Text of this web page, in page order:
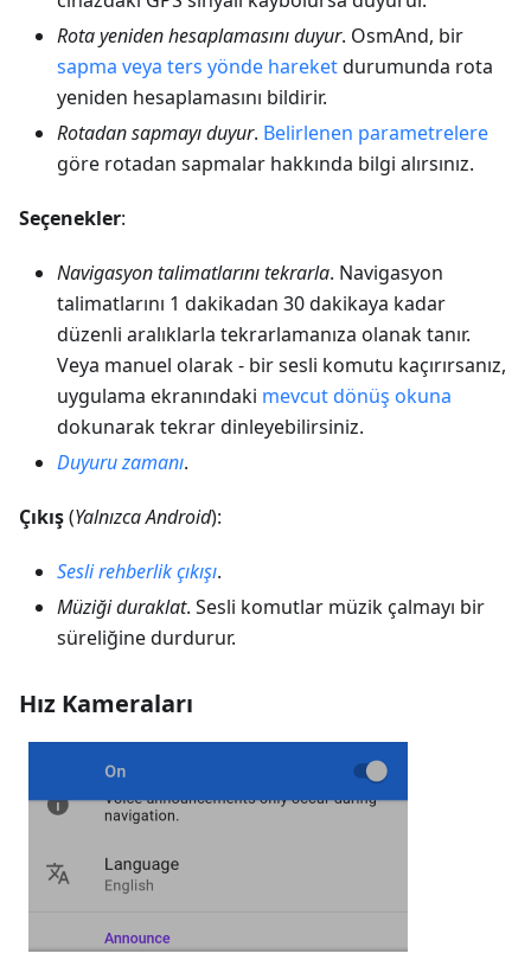
Rota yeniden hesaplamasını duyur. OsmAnd, bir
sapma veya ters yönde hareketdurumunda rota
yeniden hesaplamasını bildirir.
Rotadan sapmayı duyur. Belirlenen parametrelere
göre rotadan sapmalar hakkında bilgi alırsınız.
Seçenekler:
Navigasyon talimatlarını tekrarla. Navigasyon
talimatlarını 1 dakikadan 30 dakikaya kadar
düzenli aralıklarla tekrarlamanıza olanak tanır.
Veya manuel olarak - bir sesli komutu kaçırırsanız,
uygulama ekranındaki mevcut dönüş okuna
dokunarak tekrar dinleyebilirsiniz.
Duyuru zamanı.
Çıkış(Yalnızca Android):
Sesli rehberlik çıkışı.
Müziği duraklat. Sesli komutlar müzik çalmayı bir
süreliğine durdurur.
Hız Kameraları